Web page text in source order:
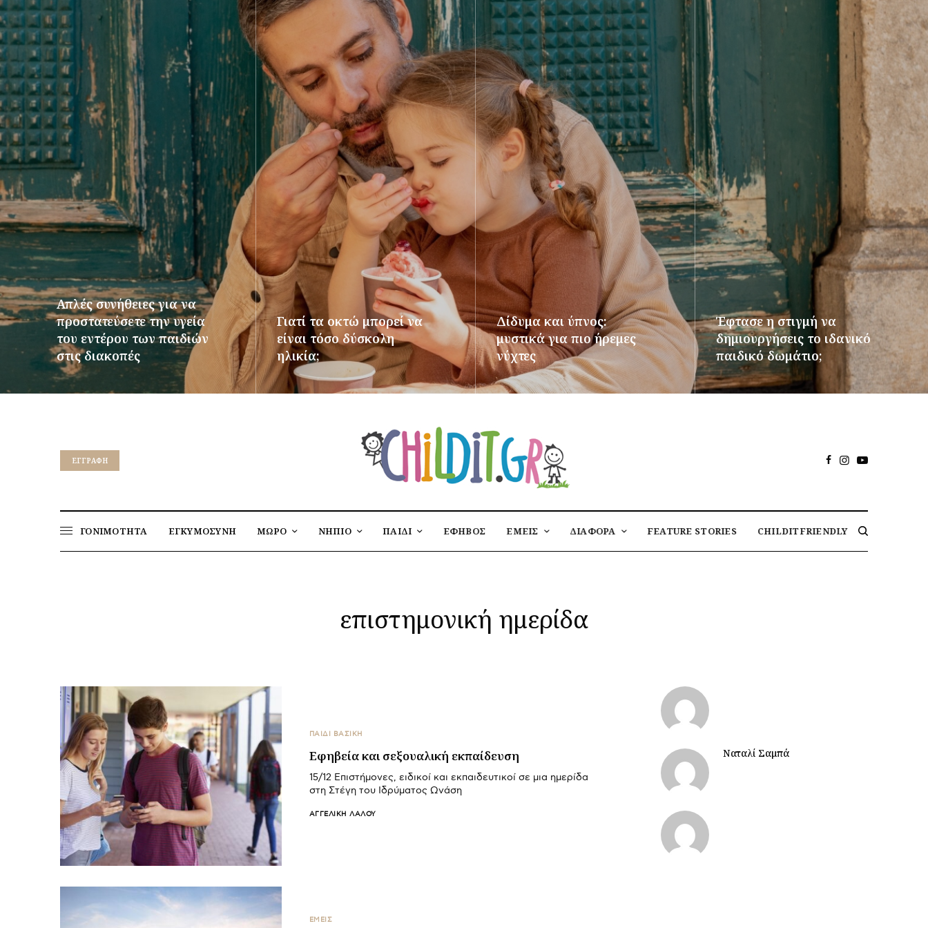
Απλές συνήθειες για να
προστατεύσετε την υγεία
του εντέρου των παιδιών
στις διακοπές
ΠΕΡΙΣΣΌΤΕΡΑ
Γιατί τα οκτώ μπορεί να
είναι τόσο δύσκολη
ηλικία;
ΠΕΡΙΣΣΌΤΕΡΑ
Δίδυμα και ύπνος:
μυστικά για πιο ήρεμες
νύχτες
ΠΕΡΙΣΣΌΤΕΡΑ
Έφτασε η στιγμή να
δημιουργήσεις το ιδανικό
παιδικό δωμάτιο;
ΠΕΡΙΣΣΌΤΕΡΑ
EΓΓΡΑΦΉ
ΓΟΝΙΜΟΤΗΤΑ ΕΓΚΥΜΟΣΥΝΗ ΜΩΡΟ ΝΗΠΙΟ ΠΑΙΔΙ ΕΦΗΒΟΣ ΕΜΕΙΣ ΔΙΑΦΟΡΑ FEATURE STORIES CHILDITFRIENDLY
επιστημονική ημερίδα
ΠΑΙΔΙ ΒΑΣΙΚΉ
Εφηβεία και σεξουαλική εκπαίδευση
15/12 Επιστήμονες, ειδικοί και εκπαιδευτικοί σε μια ημερίδα
στη Στέγη του Ιδρύματος Ωνάση
ΑΓΓΕΛΙΚΉ ΛΆΛΟΥ
ΕΜΕΙΣ
Ναταλί Σαμπά